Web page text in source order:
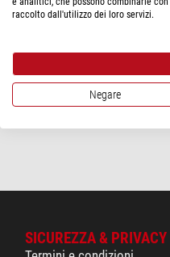
SICUREZZA & PRIVACY
raccolto dall'utilizzo dei loro servizi.
Negare